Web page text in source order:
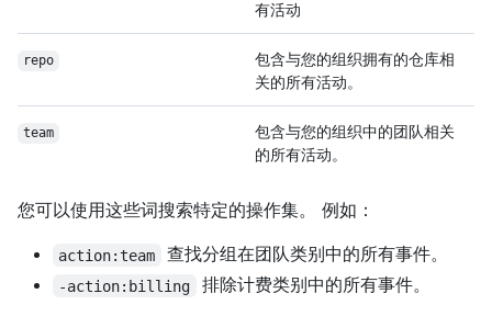
有活动
repo
包含与您的组织拥有的仓库相
关的所有活动。
team
包含与您的组织中的团队相关
的所有活动。
您可以使用这些词搜索特定的操作集。 例如：
action:team 查找分组在团队类别中的所有事件。
-action:billing
排除计费类别中的所有事件。